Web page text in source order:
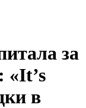
за
«It’s
в